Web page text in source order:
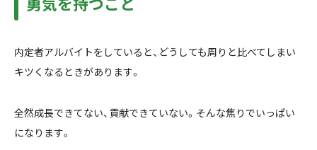
内定者アルバイトをしていると、どうしても周りと比べてしまい
キツくなるときがあります。
全然成長できてない、貢献できていない。そんな焦りでいっぱい
になります。